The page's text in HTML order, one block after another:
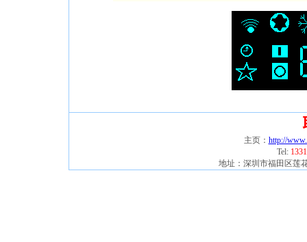
主页： http://
Tel:
地址：深圳市福田区莲